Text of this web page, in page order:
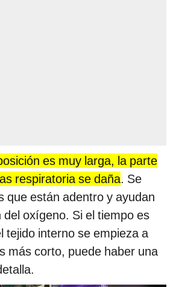
es muy larga, la parte
respiratoria se daña. Se
que están adentro y ayudan
del oxígeno. Si el tiempo es
tejido interno se empieza a
más corto, puede haber una